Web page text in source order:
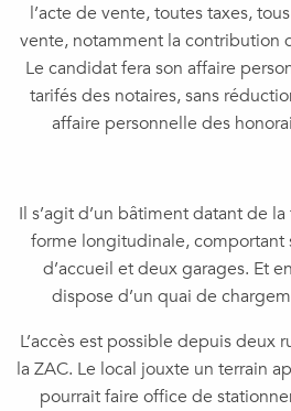
l’acte de vente, toutes taxes,
vente, notamment la contribution
Le candidat fera son affaire
tarifés des notaires, sans
affaire personnelle des
Il s’agit d’un bâtiment datant de
forme longitudinale, comportant
d’accueil et deux garages. Et
dispose d’un quai de
L’accès est possible depuis deux
la ZAC. Le local jouxte un terrain
pourrait faire office de